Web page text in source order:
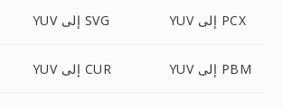
YUV إلى SVG YUV إلى PCX
YUV إلى CUR YUV إلى PBM